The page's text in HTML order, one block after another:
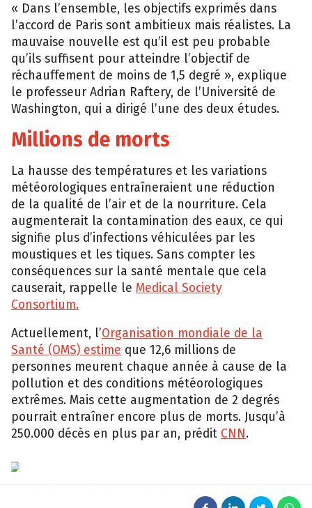
« Dans l’ensemble, les objectifs exprimés dans
l’accord de Paris sont ambitieux mais réalistes. La
mauvaise nouvelle est qu’il est peu probable
qu’ils suffisent pour atteindre l’objectif de
réchauffement de moins de 1,5 degré », explique
le professeur Adrian Raftery, de l’Université de
Washington, qui a dirigé l’une des deux études.
Millions de morts
La hausse des températures et les variations
météorologiques entraîneraient une réduction
de la qualité de l’air et de la nourriture. Cela
augmenterait la contamination des eaux, ce qui
signifie plus d’infections véhiculées par les
moustiques et les tiques. Sans compter les
conséquences sur la santé mentale que cela
causerait, rappelle le Medical Society
Consortium.
Actuellement, l’Organisation mondiale de la
Santé (OMS) estime que 12,6 millions de
personnes meurent chaque année à cause de la
pollution et des conditions météorologiques
extrêmes. Mais cette augmentation de 2 degrés
pourrait entraîner encore plus de morts. Jusqu’à
250.000 décès en plus par an, prédit CNN.
epa